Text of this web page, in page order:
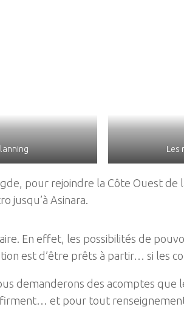
Les
pour rejoindre la Côte Ouest de
jusqu’à Asinara.
En effet, les possibilités de
est d’être prêts à partir… si les
demanderons des acomptes
et pour tout